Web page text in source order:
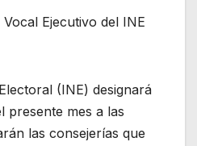
Ejecutivo del INE
(INE) designará
presente mes a las
las consejerías que